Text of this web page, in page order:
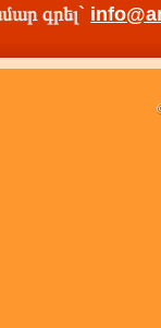
գրել`